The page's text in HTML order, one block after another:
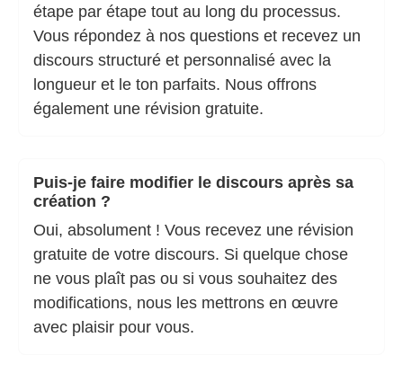
étape par étape tout au long du processus.
Vous répondez à nos questions et recevez un
discours structuré et personnalisé avec la
longueur et le ton parfaits. Nous offrons
également une révision gratuite.
Puis-je faire modifier le discours après sa
création ?
Oui, absolument ! Vous recevez une révision
gratuite de votre discours. Si quelque chose
ne vous plaît pas ou si vous souhaitez des
modifications, nous les mettrons en œuvre
avec plaisir pour vous.